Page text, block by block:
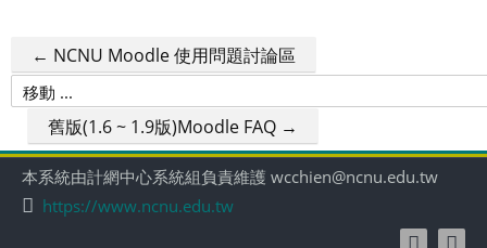
← NCNU Moodle 使用問題討論區
移
舊版(1.6 ~ 1.9版)Moodle FAQ →
本系統由計網中心系統組負責維護 wcchien@ncnu.edu.tw
https://www.ncnu.edu.tw